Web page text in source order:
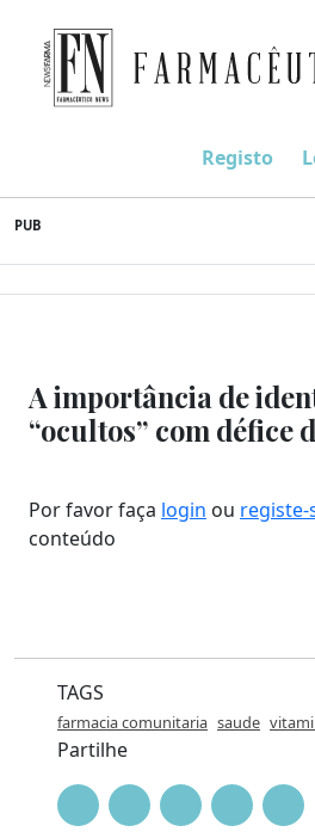
to
content
Farmacêutico News
Registo
PUB
A importância de
“ocultos” com défice
Por favor faça login ou registe-
conteúdo
TAGS
farmacia comunitaria saude
Partilhe